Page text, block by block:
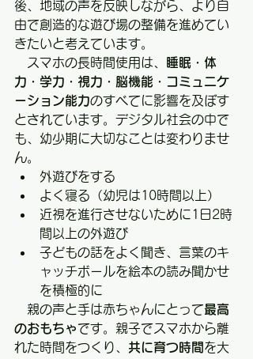
後、地域の声を反映しながら、より自
由で創造的な遊び場の整備を進めてい
きたいと考えています。
スマホの長時間使用は、
睡眠・体
力・学力・視力・脳機能・コミュニケ
ーション能力のすべてに影響を及ぼす
とされています。デジタル社会の中で
も、幼少期に大切なことは変わりませ
ん。
外遊びをする
よく寝る（幼児は10時間以上）
近視を進行させないために1日2時
間以上の外遊び
子どもの話をよく聞き、言葉のキ
ャッチボールを絵本の読み聞かせ
を積極的に
親の声と手は赤ちゃんにとって最高
のおもちゃです。親子でスマホから離
れた時間をつくり、 共に育つ時間を大